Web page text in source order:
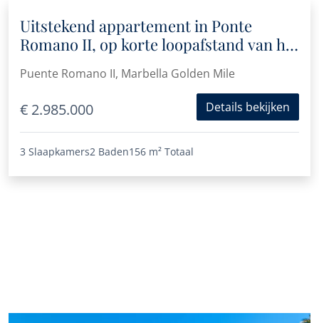
Uitstekend appartement in Ponte
Romano II, op korte loopafstand van het
Puente Romano II, Marbella Golden Mile
€ 2.985.000 Details bekijken
3 Slaapkamers2 Baden156 m² Totaal